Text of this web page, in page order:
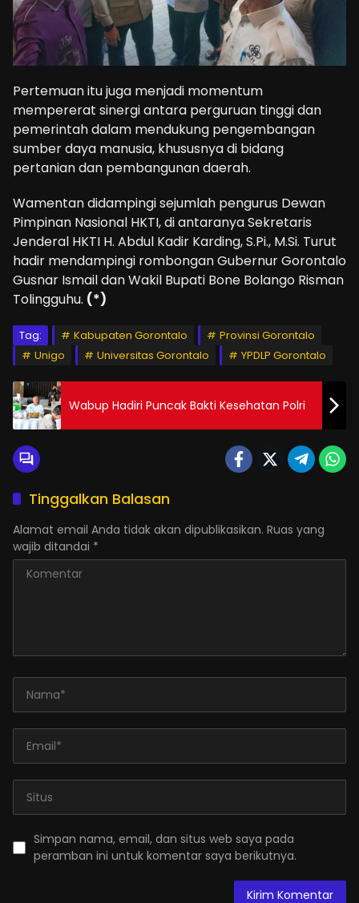
Pertemuan itu juga menjadi momentum
mempererat sinergi antara perguruan tinggi dan
pemerintah dalam mendukung pengembangan
sumber daya manusia, khususnya di bidang
pertanian dan pembangunan daerah.
Wamentan didampingi sejumlah pengurus Dewan
Pimpinan Nasional HKTI, di antaranya Sekretaris
Jenderal HKTI H. Abdul Kadir Karding, S.Pi., M.Si. Turut
hadir mendampingi rombongan Gubernur Gorontalo
Gusnar Ismail dan Wakil Bupati Bone Bolango Risman
Tolingguhu. (*)
Tag: Kabupaten Gorontalo
Provinsi Gorontalo
Unigo
Universitas Gorontalo YPDLP Gorontalo
Wabup Hadiri Puncak Bakti Kesehatan Polri
Tinggalkan Balasan
Alamat email Anda tidak akan dipublikasikan. Ruas yang
wajib ditandai *
Simpan nama, email, dan situs web saya pada
peramban ini untuk komentar saya berikutnya.